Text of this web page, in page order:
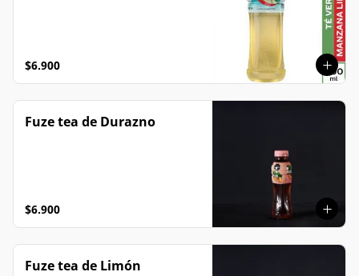
$6.900
Fuze tea de Durazno
$6.900
Fuze tea de Limón